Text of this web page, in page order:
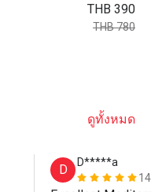
THB 390
THB 780
ดูทั้งหมด
D
D*****a